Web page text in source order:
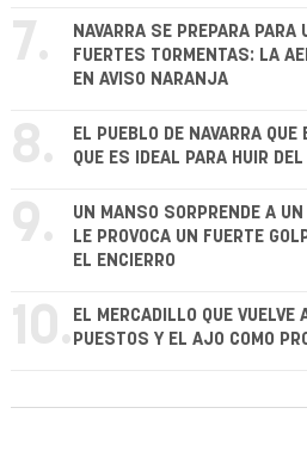
7.
NAVARRA SE PREPARA PARA
FUERTES TORMENTAS: LA
EN AVISO NARANJA
8.
EL PUEBLO DE NAVARRA
QUE ES IDEAL PARA HUIR
9.
UN MANSO SORPRENDE A
LE PROVOCA UN FUERTE
EL ENCIERRO
10. EL MERCADILLO QUE
PUESTOS Y EL AJO COMO